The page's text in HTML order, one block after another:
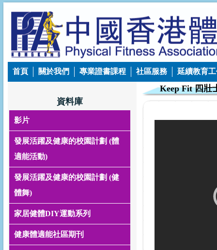
首頁 關於我們 專業證書課程 社區服務 延續教育
資料庫
影片
發展活躍及健康的校園計劃 (體
適能活動)
發展活躍及健康的校園計劃 (健
體舞)
家居健體DIY運動系列
健康體適能社區期刊
Keep Fit 四壯